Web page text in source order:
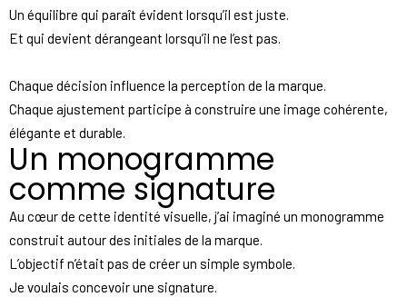
Un équilibre qui paraît évident lorsqu’il est juste.
Et qui devient dérangeant lorsqu’il ne l’est pas.
Chaque décision influence la perception de la marque.
Chaque ajustement participe à construire une image cohérente,
élégante et durable.
Un monogramme
comme signature
Au cœur de cette identité visuelle, j’ai imaginé un monogramme
construit autour des initiales de la marque.
L’objectif n’était pas de créer un simple symbole.
Je voulais concevoir une signature.